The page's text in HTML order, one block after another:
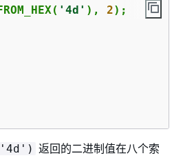
'4d' ), 2);
返回的二进制值在八个索